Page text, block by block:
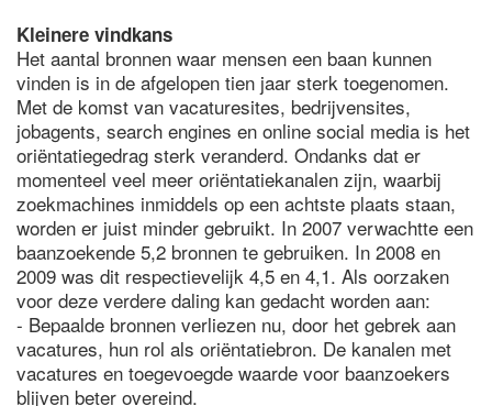
Kleinere vindkans
Het aantal bronnen waar mensen een baan kunnen
vinden is in de afgelopen tien jaar sterk toegenomen.
Met de komst van vacaturesites, bedrijvensites,
jobagents, search engines en online social media is het
oriëntatiegedrag sterk veranderd. Ondanks dat er
momenteel veel meer oriëntatiekanalen zijn, waarbij
zoekmachines inmiddels op een achtste plaats staan,
worden er juist minder gebruikt. In 2007 verwachtte een
baanzoekende 5,2 bronnen te gebruiken. In 2008 en
2009 was dit respectievelijk 4,5 en 4,1. Als oorzaken
voor deze verdere daling kan gedacht worden aan:
- Bepaalde bronnen verliezen nu, door het gebrek aan
vacatures, hun rol als oriëntatiebron. De kanalen met
vacatures en toegevoegde waarde voor baanzoekers
blijven beter overeind.